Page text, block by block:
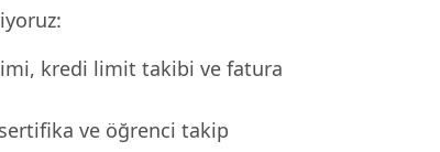
kredi limit takibi ve fatura
sertifika ve öğrenci takip